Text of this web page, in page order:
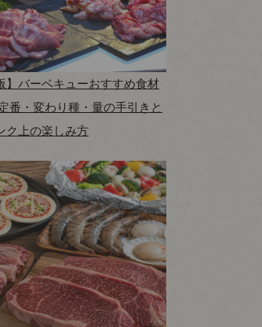
】バーベキューおすすめ食材
番・変わり種・量の手引きと
ク上の楽しみ方